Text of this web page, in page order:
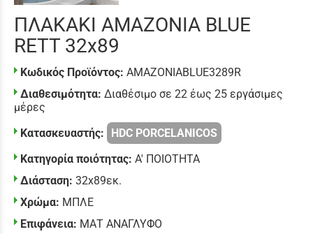
ΠΛΑΚΑΚΙ AMAZONIA BLUE
RETT 32x89
Κωδικός Προϊόντος: AMAZONIABLUE3289R
Διαθεσιμότητα: Διαθέσιμο σε 22 έως 25 εργάσιμες
μέρες
Κατασκευαστής:
HDC PORCELANICOS
Κατηγορία ποιότητας: Α' ΠΟΙΟΤΗΤΑ
Διάσταση: 32x89εκ.
Χρώμα: ΜΠΛΕ
Επιφάνεια: ΜΑΤ ΑΝΑΓΛΥΦΟ